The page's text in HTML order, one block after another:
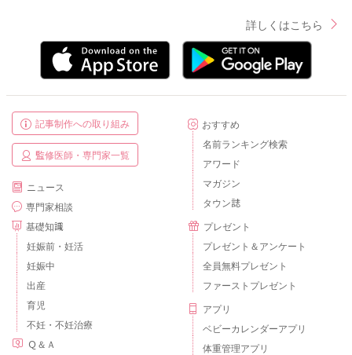
詳しくはこちら
記事制作への取り組み
監修医師・専門家一覧
ニュース
専門家相談
基礎知識
妊娠前・妊活
妊娠中
出産
育児
不妊・不妊治療
Ｑ＆Ａ
おすすめ
名前ランキング検索
アワード
マガジン
タウン誌
プレゼント
プレゼント＆アンケート
全員無料プレゼント
ファーストプレゼント
アプリ
ベビーカレンダーアプリ
体重管理アプリ